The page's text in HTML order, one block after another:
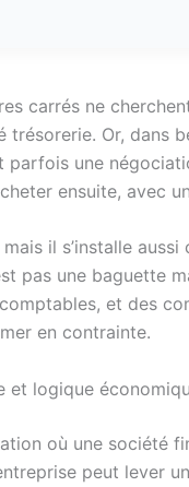
carrés ne
Or, dans
une
ensuite, avec
il s’installe
pas une baguette
et des
en contrainte.
logique
où une société
peut lever